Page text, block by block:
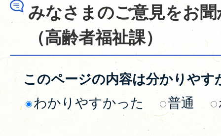
みなさまのご意見をお
（高齢者福祉課）
このページの内容は分かりやす
わかりやすかった
普通